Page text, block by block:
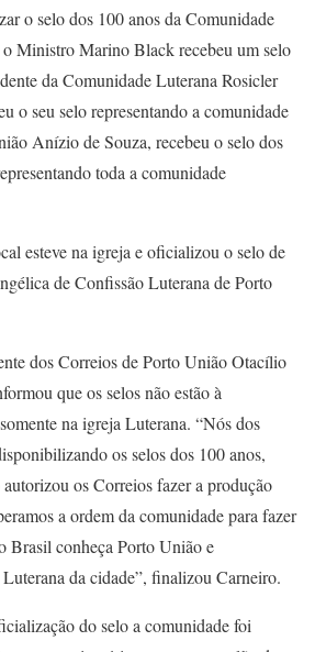
o selo dos 100 anos da Comunidade
Ministro Marino Black recebeu um selo
da Comunidade Luterana Rosicler
o seu selo representando a comunidade
Anízio de Souza, recebeu o selo dos
toda a comunidade
esteve na igreja e oficializou o selo de
de Confissão Luterana de Porto
dos Correios de Porto União Otacílio
que os selos não estão à
na igreja Luterana. “Nós dos
os selos dos 100 anos,
os Correios fazer a produção
a ordem da comunidade para fazer
Brasil conheça Porto União e
da cidade”, finalizou Carneiro.
do selo a comunidade foi